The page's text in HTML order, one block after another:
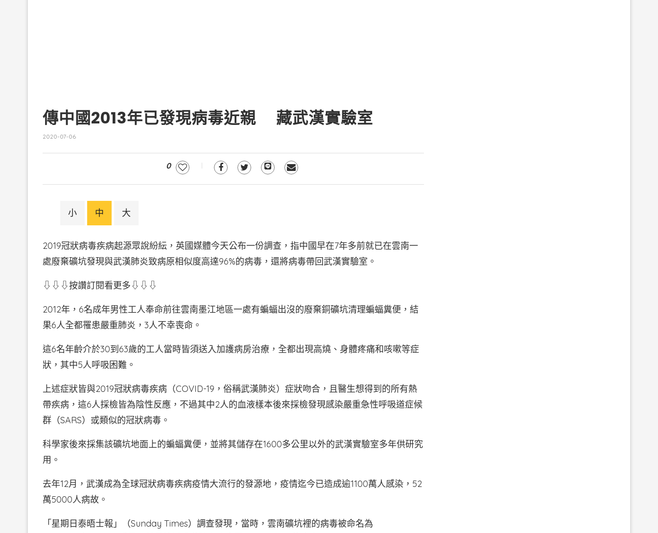
傳中國2013年已發現病毒近親 藏武漢實驗室
2020-07-06
0
小 中 大
2019冠狀病毒疾病起源眾說紛紜，英國媒體今天公布一份調查，指中國早在7年多前就已在雲南一
處廢棄礦坑發現與武漢肺炎致病原相似度高達96%的病毒，還將病毒帶回武漢實驗室。
⇩⇩⇩按讚訂閱看更多⇩⇩⇩
2012年，6名成年男性工人奉命前往雲南墨江地區一處有蝙蝠出沒的廢棄銅礦坑清理蝙蝠糞便，結
果6人全都罹患嚴重肺炎，3人不幸喪命。
這6名年齡介於30到63歲的工人當時皆須送入加護病房治療，全都出現高燒、身體疼痛和咳嗽等症
狀，其中5人呼吸困難。
上述症狀皆與2019冠狀病毒疾病（COVID-19，俗稱武漢肺炎）症狀吻合，且醫生想得到的所有熱
帶疾病，這6人採檢皆為陰性反應，不過其中2人的血液樣本後來採檢發現感染嚴重急性呼吸道症候
群（SARS）或類似的冠狀病毒。
科學家後來採集該礦坑地面上的蝙蝠糞便，並將其儲存在1600多公里以外的武漢實驗室多年供研究
用。
去年12月，武漢成為全球冠狀病毒疾病疫情大流行的發源地，疫情迄今已造成逾1100萬人感染，52
萬5000人病故。
「星期日泰晤士報」（Sunday Times）調查發現，當時，雲南礦坑裡的病毒被命名為